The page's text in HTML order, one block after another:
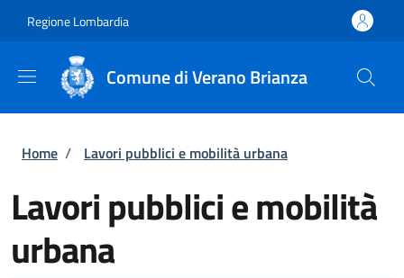
Regione Lombardia
Comune di Verano Brianza
Briciole di pane
Home / Lavori pubblici e mobilità urbana
Lavori pubblici e mobilità
urbana